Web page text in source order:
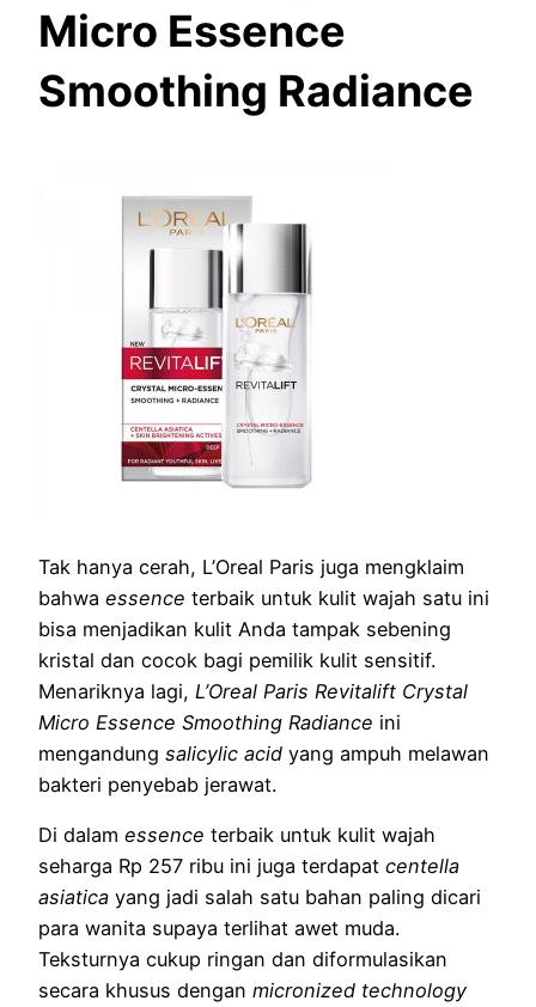
Micro Essence
Smoothing Radiance
Tak hanya cerah, L’Oreal Paris juga mengklaim
bahwa essence terbaik untuk kulit wajah satu ini
bisa menjadikan kulit Anda tampak sebening
kristal dan cocok bagi pemilik kulit sensitif.
Menariknya lagi, L’Oreal Paris Revitalift Crystal
Micro Essence Smoothing Radiance ini
mengandung salicylic acid yang ampuh melawan
bakteri penyebab jerawat.
Di dalam essence terbaik untuk kulit wajah
seharga Rp 257 ribu ini juga terdapat centella
asiatica yang jadi salah satu bahan paling dicari
para wanita supaya terlihat awet muda.
Teksturnya cukup ringan dan diformulasikan
secara khusus dengan micronized technology